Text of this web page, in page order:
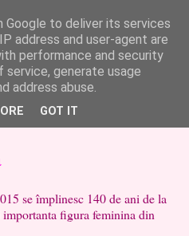
prin minte..si cum am
împlinesc 140 de ani de la
figura feminina din
Google to deliver its services
address and user-agent are
performance and security
generate usage
address abuse.
GOT IT